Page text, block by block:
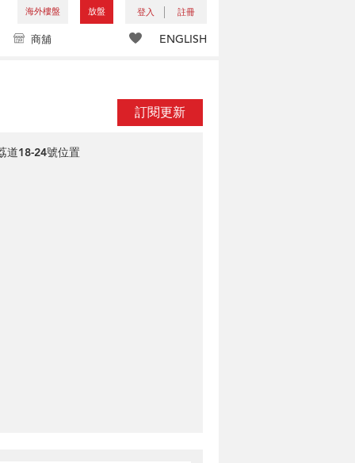
海外樓盤 放盤 登入 註冊
ENGLISH
商舖
訂閱更新
道18-24號位置